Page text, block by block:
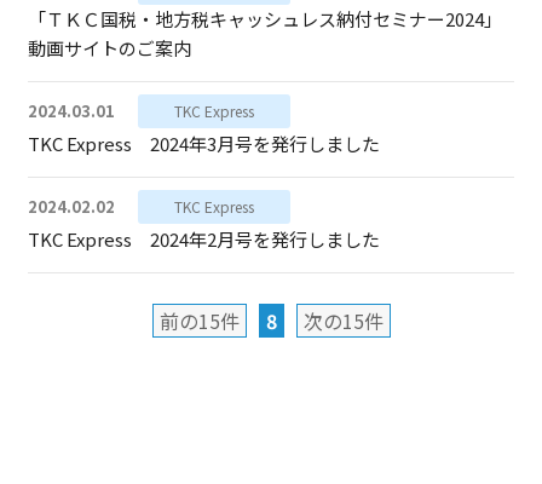
「ＴＫＣ国税・地方税キャッシュレス納付セミナー2024」
動画サイトのご案内
2024.03.01 TKC Express
TKC Express 2024年3月号を発行しました
2024.02.02 TKC Express
TKC Express 2024年2月号を発行しました
前の15件 8 次の15件